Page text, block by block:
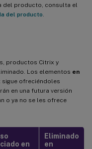
del producto, consulta el
del producto
productos Citrix y
Los elementos en
sigue ofreciéndoles
en una futura versión
o ya no se les ofrece
en
Eliminado
en